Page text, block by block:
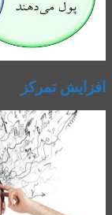
افزایش تمرکز